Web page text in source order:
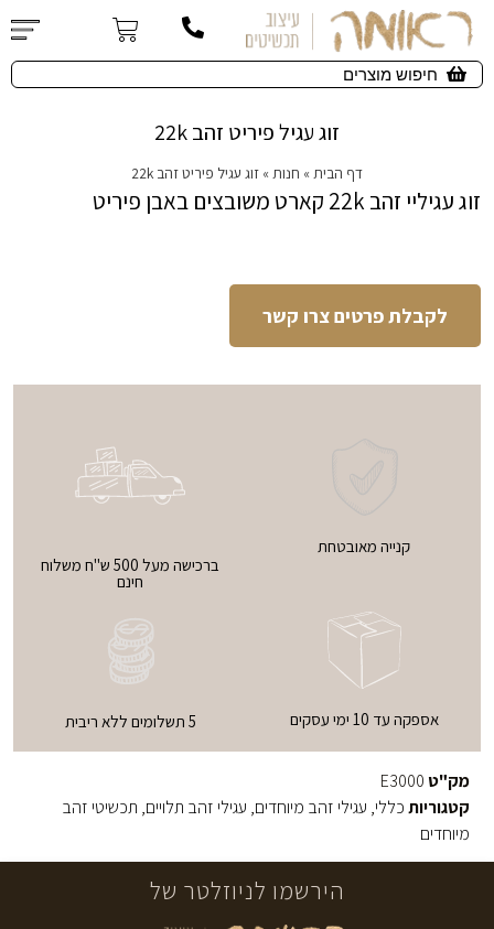
זוג עגיל פיריט זהב 22k
דף הבית » חנות » זוג עגיל פיריט זהב 22k
זוג עגיליי זהב 22k קארט משובצים באבן פיריט
לקבלת פרטים צרו קשר
קנייה מאובטחת
ברכישה מעל 500 ש"ח משלוח
חינם
אספקה עד 10 ימי עסקים 5 תשלומים ללא ריבית
מק"ט E3000
קטגוריותכללי, עגילי זהב מיוחדים, עגילי זהב תלויים, תכשיטי זהב
מיוחדים
הירשמו לניוזלטר של